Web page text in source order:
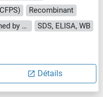
Recombinant
approximately 70-80 % as determined by SDS PAGE, Western Blot and analytical SEC (HPLC).
SDS, ELISA, WB
Détails